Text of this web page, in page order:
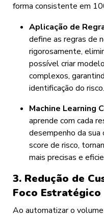
forma consistente em
Aplicação de
define as regras de
rigorosamente,
possível criar
complexos,
identificação do risco.
Machine Learning
aprende com cada
desempenho da
score de risco,
mais precisas e
3. Redução de
Foco Estratégico
Ao automatizar o